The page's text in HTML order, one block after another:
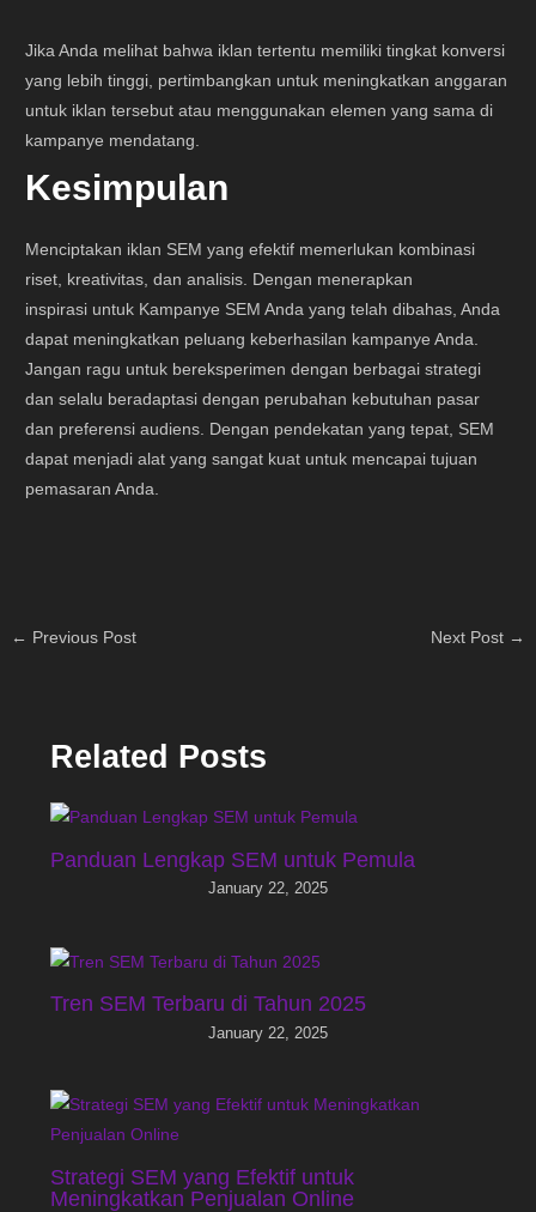
Jika Anda melihat bahwa iklan tertentu memiliki tingkat konversi
yang lebih tinggi, pertimbangkan untuk meningkatkan anggaran
untuk iklan tersebut atau menggunakan elemen yang sama di
kampanye mendatang.
Kesimpulan
Menciptakan iklan SEM yang efektif memerlukan kombinasi
riset, kreativitas, dan analisis. Dengan menerapkan
inspirasi untuk Kampanye SEM Anda yang telah dibahas, Anda
dapat meningkatkan peluang keberhasilan kampanye Anda.
Jangan ragu untuk bereksperimen dengan berbagai strategi
dan selalu beradaptasi dengan perubahan kebutuhan pasar
dan preferensi audiens. Dengan pendekatan yang tepat, SEM
dapat menjadi alat yang sangat kuat untuk mencapai tujuan
pemasaran Anda.
← Previous Post Next Post →
Related Posts
Panduan Lengkap SEM untuk Pemula
January 22, 2025
Tren SEM Terbaru di Tahun 2025
January 22, 2025
Strategi SEM yang Efektif untuk
Meningkatkan Penjualan Online